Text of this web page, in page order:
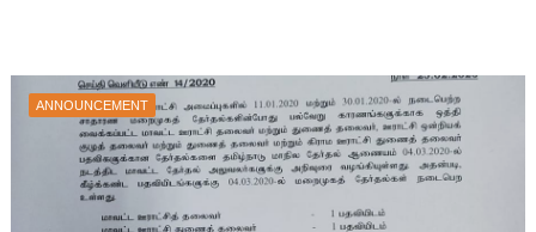
ANNOUNCEMENT